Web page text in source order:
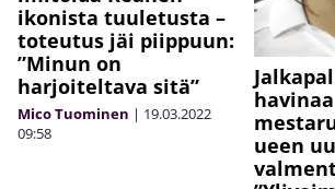
ikonista tuuletusta –
toteutus jäi piippuun:
”Minun on
harjoiteltava sitä”
Mico Tuominen | 19.03.2022
09:58
havinaa
ueen